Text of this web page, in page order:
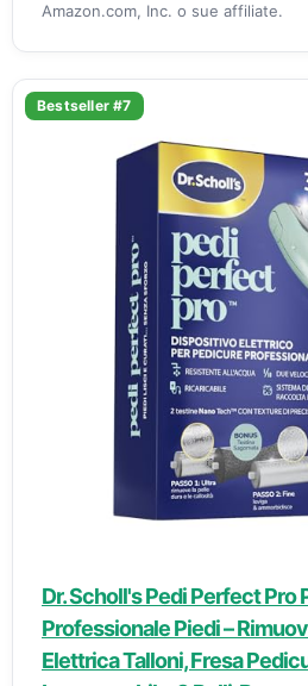
Amazon.com, Inc. o sue affiliate.
Bestseller #7
Dr. Scholl's Pedi Perfect
Professionale Piedi –
Elettrica Talloni, Fresa